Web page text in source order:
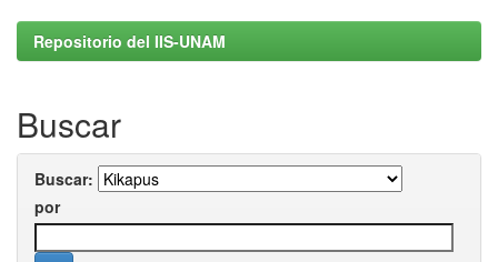
Repositorio del IIS-UNAM
Buscar
Buscar:
por